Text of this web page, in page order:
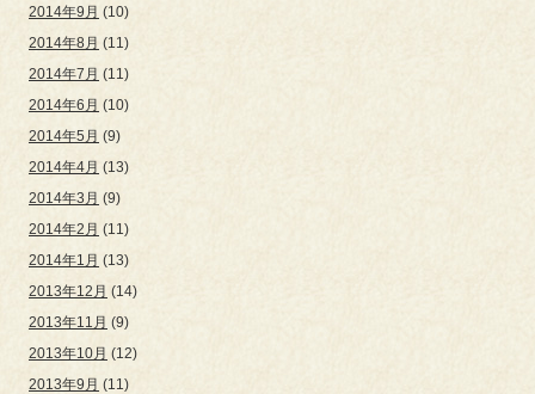
2014年9月 (10)
2014年8月 (11)
2014年7月 (11)
2014年6月 (10)
2014年5月 (9)
2014年4月 (13)
2014年3月 (9)
2014年2月 (11)
2014年1月 (13)
2013年12月 (14)
2013年11月 (9)
2013年10月 (12)
2013年9月 (11)